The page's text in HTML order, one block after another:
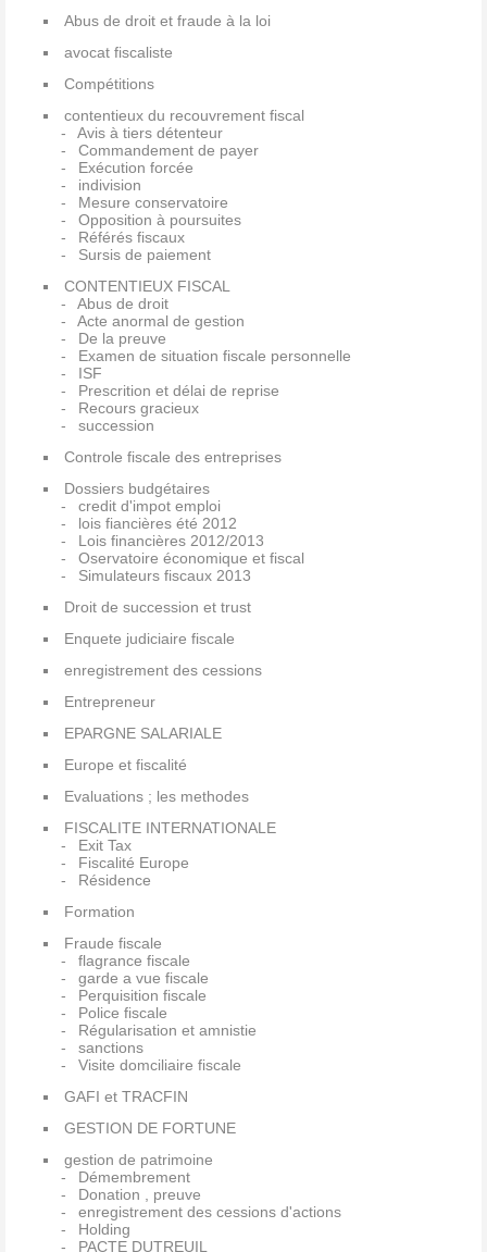
Abus de droit et fraude à la loi
avocat fiscaliste
Compétitions
contentieux du recouvrement fiscal
Avis à tiers détenteur
Commandement de payer
Exécution forcée
indivision
Mesure conservatoire
Opposition à poursuites
Référés fiscaux
Sursis de paiement
CONTENTIEUX FISCAL
Abus de droit
Acte anormal de gestion
De la preuve
Examen de situation fiscale personnelle
ISF
Prescrition et délai de reprise
Recours gracieux
succession
Controle fiscale des entreprises
Dossiers budgétaires
credit d'impot emploi
lois fiancières été 2012
Lois financières 2012/2013
Oservatoire économique et fiscal
Simulateurs fiscaux 2013
Droit de succession et trust
Enquete judiciaire fiscale
enregistrement des cessions
Entrepreneur
EPARGNE SALARIALE
Europe et fiscalité
Evaluations ; les methodes
FISCALITE INTERNATIONALE
Exit Tax
Fiscalité Europe
Résidence
Formation
Fraude fiscale
flagrance fiscale
garde a vue fiscale
Perquisition fiscale
Police fiscale
Régularisation et amnistie
sanctions
Visite domciliaire fiscale
GAFI et TRACFIN
GESTION DE FORTUNE
gestion de patrimoine
Démembrement
Donation , preuve
enregistrement des cessions d'actions
Holding
PACTE DUTREUIL